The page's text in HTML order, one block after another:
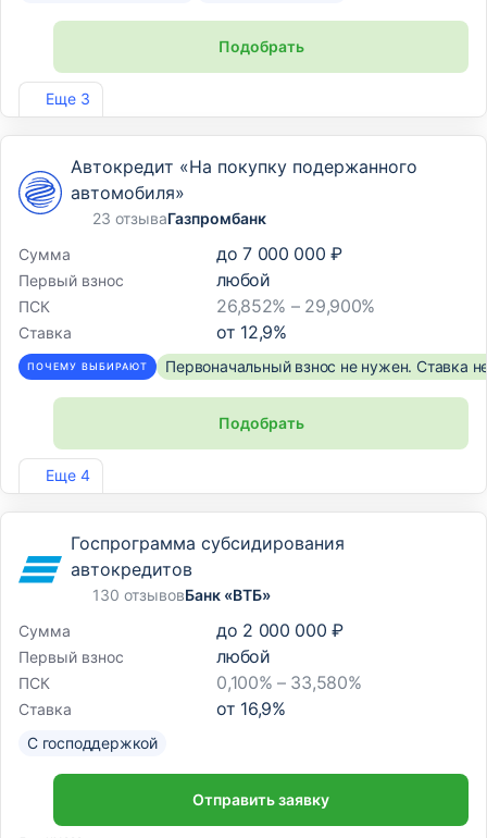
Еще 3
Подобрать
Лиц. №2766
Еще 4
Автокредит «На покупку подержанного
автомобиля»
23 отзываГазпромбанк
Сумма
до 7 000 000 ₽
Первый взнос любой
ПСК 26,852% – 29,900%
Ставка от 12,9%
ПОЧЕМУ ВЫБИРАЮТ Первоначальный взнос не нужен. Ставка
Подобрать
Лиц. №354
Госпрограмма субсидирования
автокредитов
130 отзывовБанк «ВТБ»
Сумма
до 2 000 000 ₽
Первый взнос любой
ПСК 0,100% – 33,580%
Ставка от 16,9%
С господдержкой
Отправить заявку